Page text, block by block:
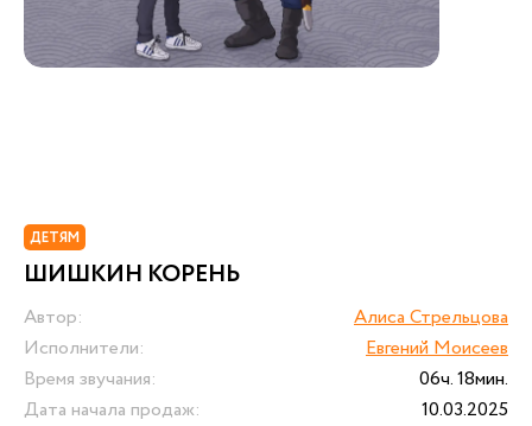
ДЕТЯМ
ШИШКИН КОРЕНЬ
Автор:
Алиса Стрельцова
Исполнители:
Евгений Моисеев
Время звучания:
06ч. 18мин.
Дата начала продаж:
10.03.2025